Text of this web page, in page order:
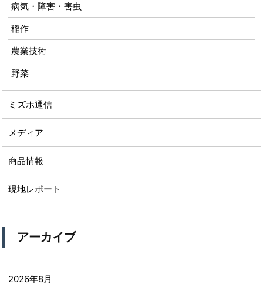
病気・障害・害虫
稲作
農業技術
野菜
ミズホ通信
メディア
商品情報
現地レポート
アーカイブ
2026年8月